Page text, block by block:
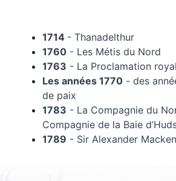
1714 - Thanadelthur
1760 - Les Métis du Nord
1763 - La Proclamation
Les années 1770 - des
de paix
1783 - La Compagnie du
Compagnie de la Baie
1789 - Sir Alexander